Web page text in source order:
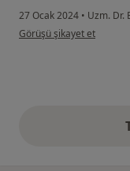
27 Ocak 2024 • Uzm. Dr.
kullanıcının görüşüne
Görüşü şikayet et